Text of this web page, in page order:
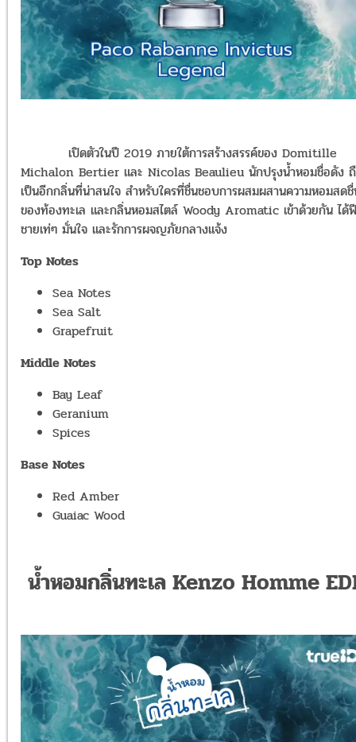
เปิดตัวในปี 2019 ภายใต้การสร้างสรรค์ของ Domitille
Michalon Bertier และ Nicolas Beaulieu นักปรุงน้ำหอมชื่อดัง
เป็นอีกกลิ่นที่น่าสนใจ สำหรับใครที่ชื่นชอบการผสมผสานความหอมสด
ของท้องทะเล และกลิ่นหอมสไตล์ Woody Aromatic เข้าด้วยกัน ได้
ชายเท่ๆ มั่นใจ และรักการผจญภัยกลางแจ้ง
Top Notes
Sea Notes
Sea Salt
Grapefruit
Middle Notes
Bay Leaf
Geranium
Spices
Base Notes
Red Amber
Guaiac Wood
น้ำหอมกลิ่นทะเล Kenzo Homme